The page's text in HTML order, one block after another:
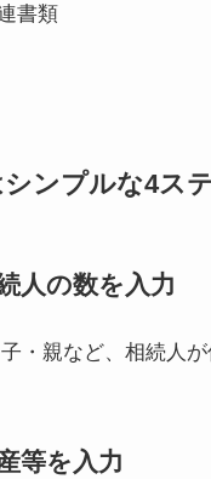
書類
ンプルな4ス
人の数を入力
・親など、相続人
等を入力